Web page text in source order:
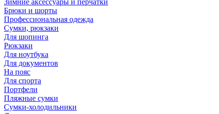
Зимние аксессуары и перчатки
Брюки и шорты
Профессиональная одежда
Сумки, рюкзаки
Для шопинга
Рюкзаки
Для ноутбука
Для документов
На пояс
Для спорта
Портфели
Пляжные сумки
Сумки-холодильники